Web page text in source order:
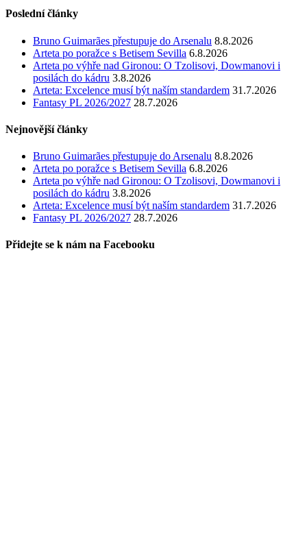
Poslední články
Bruno Guimarães přestupuje do Arsenalu 8.8.2026
Arteta po poražce s Betisem Sevilla 6.8.2026
Arteta po výhře nad Gironou: O Tzolisovi, Dowmanovi i
posilách do kádru 3.8.2026
Arteta: Excelence musí být naším standardem 31.7.2026
Fantasy PL 2026/2027 28.7.2026
Nejnovější články
Bruno Guimarães přestupuje do Arsenalu 8.8.2026
Arteta po poražce s Betisem Sevilla 6.8.2026
Arteta po výhře nad Gironou: O Tzolisovi, Dowmanovi i
posilách do kádru 3.8.2026
Arteta: Excelence musí být naším standardem 31.7.2026
Fantasy PL 2026/2027 28.7.2026
Přidejte se k nám na Facebooku